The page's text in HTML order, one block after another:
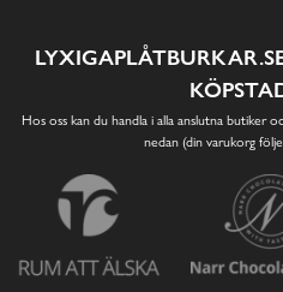
Hos oss kan du handla i alla anslutna butiker
nedan (din varukorg